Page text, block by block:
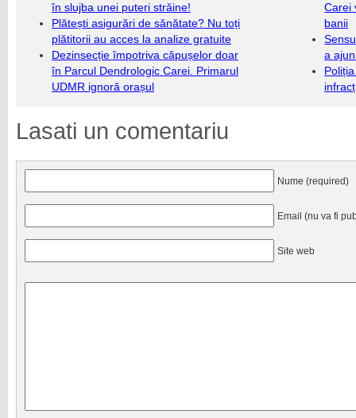
în slujba unei puteri străine!
Plătești asigurări de sănătate? Nu toți
plătitorii au acces la analize gratuite
Dezinsecție împotriva căpușelor doar
în Parcul Dendrologic Carei. Primarul
UDMR ignoră orașul
Carei
banii
a
Lasati un comentariu
Nume (required)
Email (nu va fi
Site web